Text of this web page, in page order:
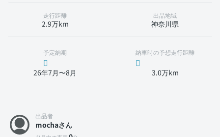
走行距離
2.9万km
出品地域
神奈川県
予定納期
26年7月〜8月
納車時の予想走行距離
3.0万km
出品者
mochaさん